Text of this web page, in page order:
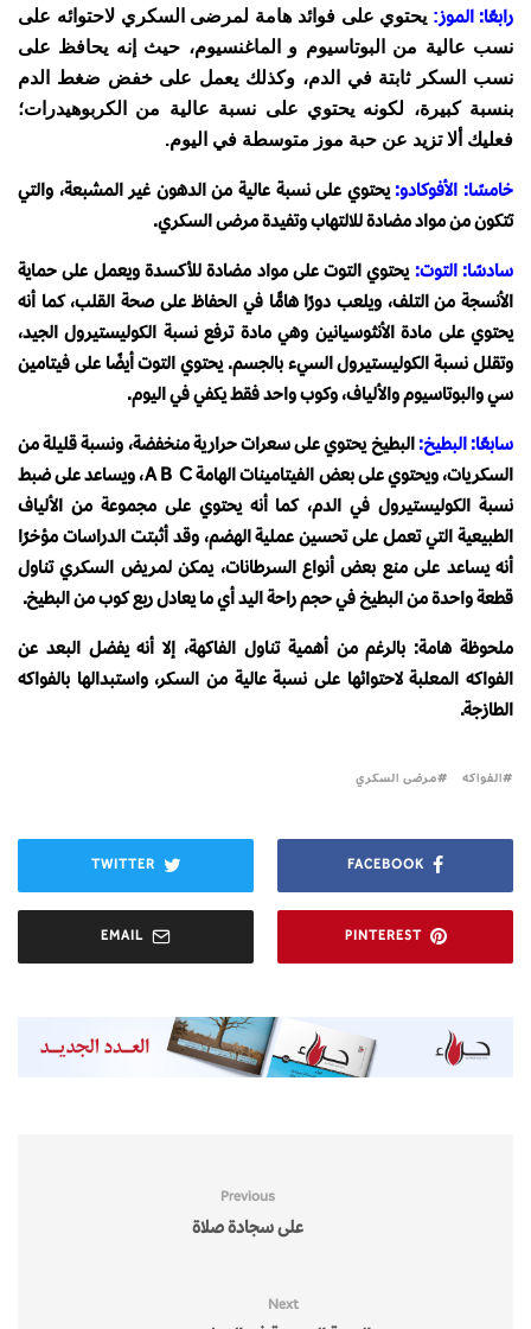
رابعًا: الموز: يحتوي على فوائد هامة لمرضى السكري لاحتوائه على
نسب عالية من البوتاسيوم و الماغنسيوم، حيث إنه يحافظ على
نسب السكر ثابتة في الدم، وكذلك يعمل على خفض ضغط الدم
بنسبة كبيرة، لكونه يحتوي على نسبة عالية من الكربوهيدرات؛
فعليك ألا تزيد عن حبة موز متوسطة في اليوم.
خامسًا: الأفوكادو: يحتوي على نسبة عالية من الدهون غير المشبعة، والتي
تتكون من مواد مضادة للالتهاب وتفيدة مرضى السكري.
سادسًا: التوت: يحتوي التوت على مواد مضادة للأكسدة ويعمل على حماية
الأنسجة من التلف، ويلعب دورًا هامًّا في الحفاظ على صحة القلب، كما أنه
يحتوي على مادة الأنثوسيانين وهي مادة ترفع نسبة الكوليستيرول الجيد،
وتقلل نسبة الكوليستيرول السيء بالجسم. يحتوي التوت أيضًا على فيتامين
سي والبوتاسيوم والألياف، وكوب واحد فقط يكفي في اليوم.
سابعًا: البطيخ:البطيخ يحتوي على سعرات حرارية منخفضة، ونسبة قليلة من
السكريات، ويحتوي على بعض الفيتامينات الهامة A B C، ويساعد على ضبط
نسبة الكوليستيرول في الدم، كما أنه يحتوي على مجموعة من الألياف
الطبيعية التي تعمل على تحسين عملية الهضم، وقد أثبتت الدراسات مؤخرًا
أنه يساعد على منع بعض أنواع السرطانات، يمكن لمريض السكري تناول
قطعة واحدة من البطيخ في حجم راحة اليد أي ما يعادل ربع كوب من البطيخ.
ملحوظة هامة: بالرغم من أهمية تناول الفاكهة، إلا أنه يفضل البعد عن
الفواكه المعلبة لاحتوائها على نسبة عالية من السكر، واستبدالها بالفواكه
الطازجة.
الفواكه مرضى السكري
FACEBOOK
TWITTER
PINTEREST
EMAIL
Previous
على سجادة صلاة
Next